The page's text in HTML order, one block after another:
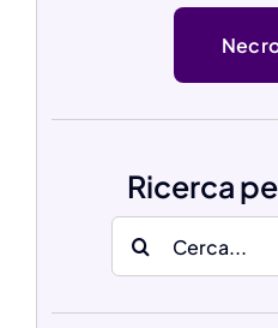
Ricerca
Search
for: